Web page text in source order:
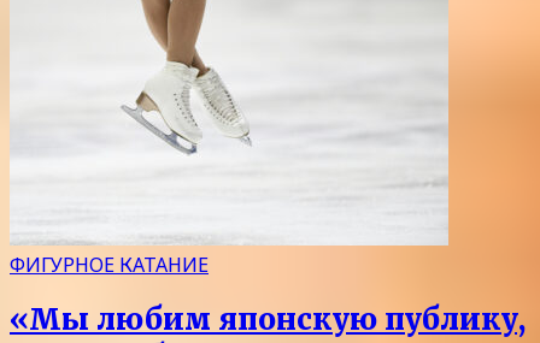
ФИГУРНОЕ КАТАНИЕ
«Мы любим японскую публику,